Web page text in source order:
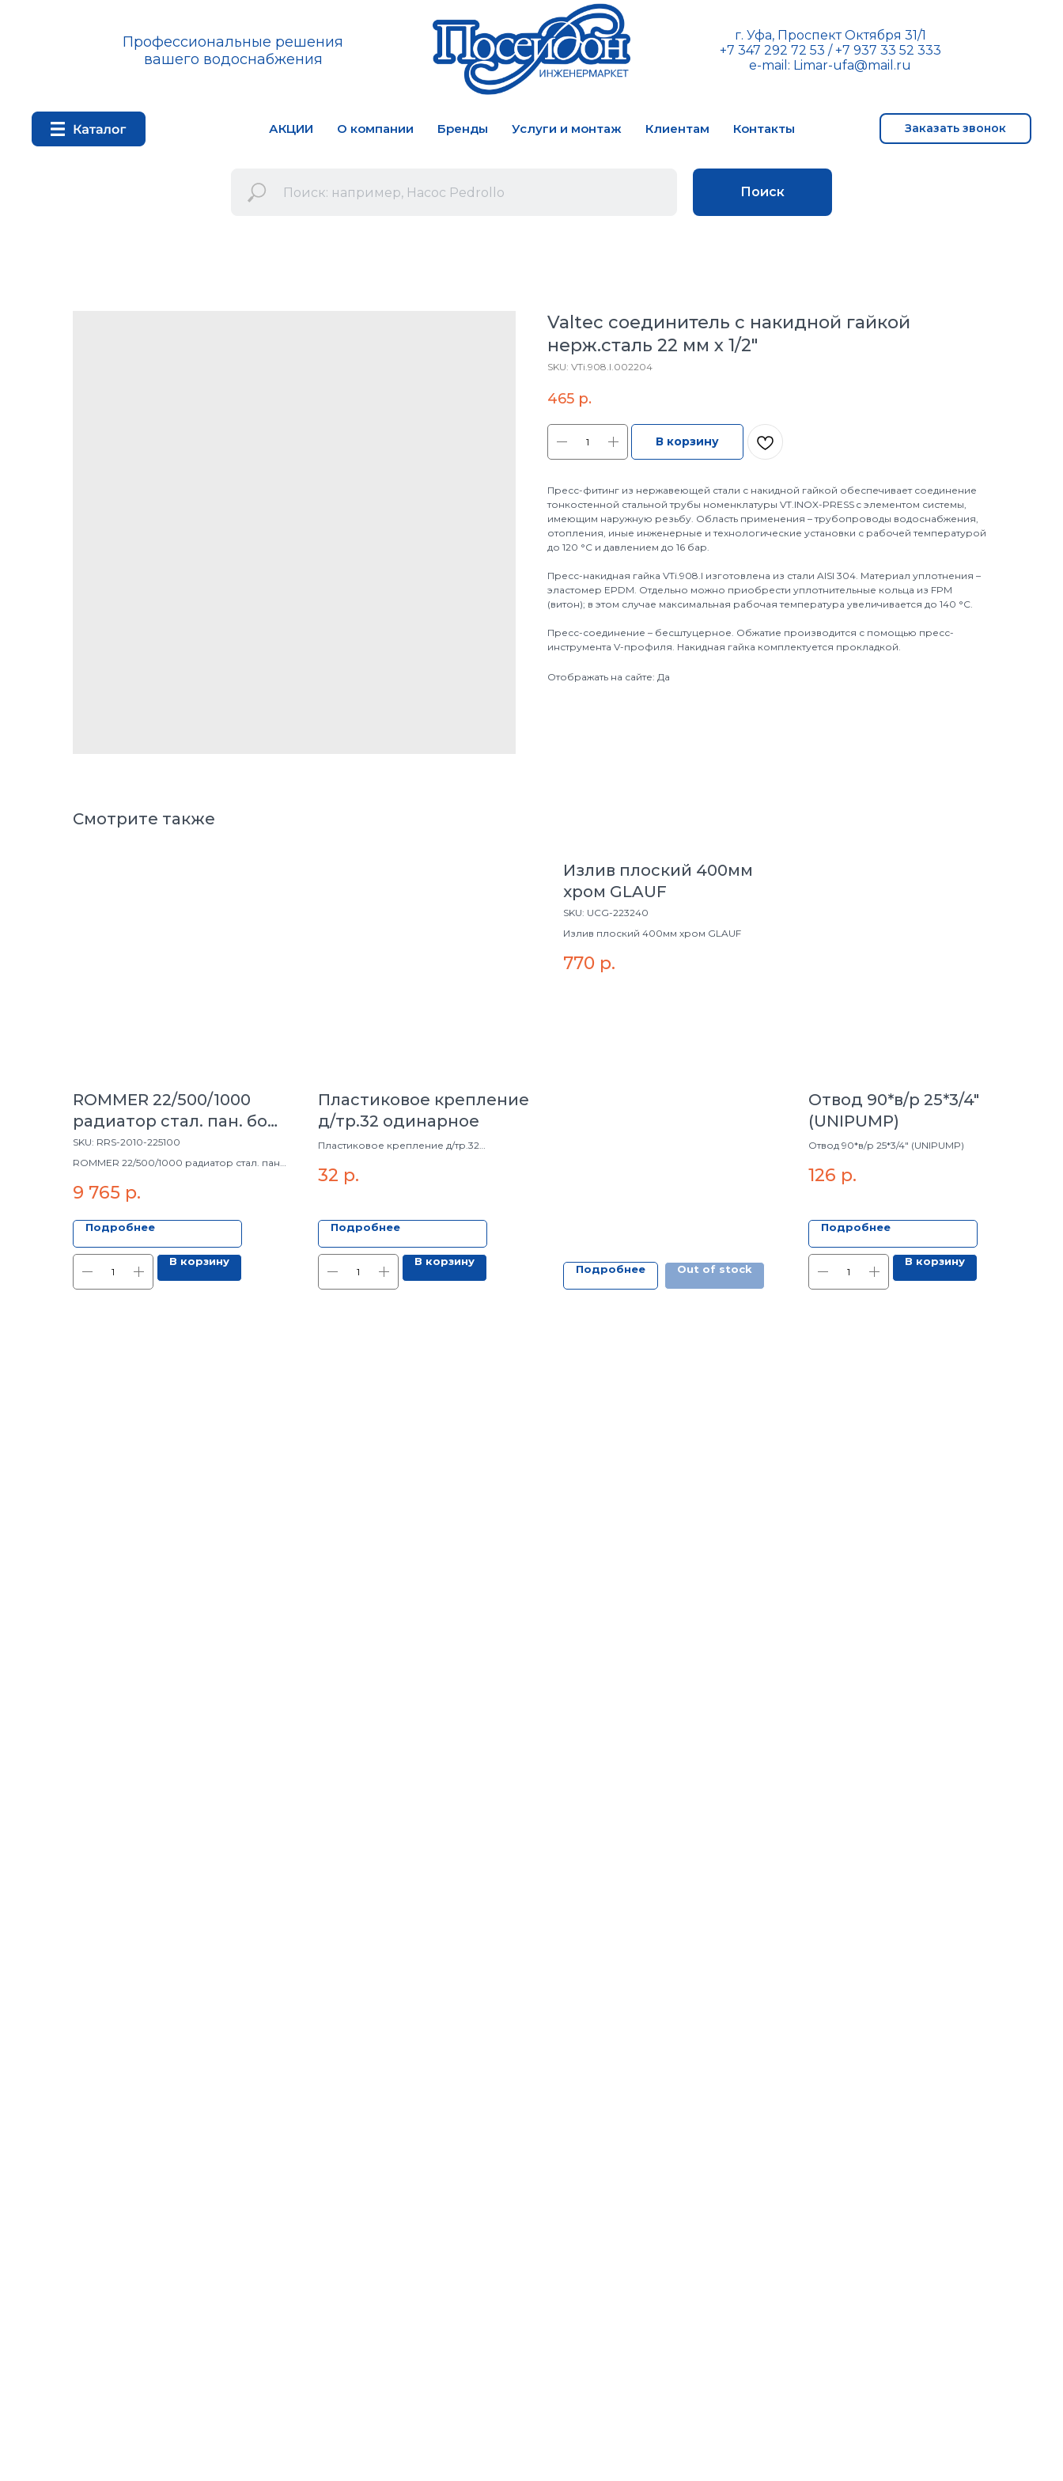
Профессиональные решения
вашего водоснабжения
г. Уфа, Проспект Октября 31/1
+7 347 292 72 53 /+7 937 33 52 333
e-mail: Limar-ufa@mail.ru
АКЦИИ О компании Бренды Услуги и монтаж Клиентам Контакты Заказать звонок
Поиск
Valtec соединитель с накидной гайкой
нерж.сталь 22 мм х 1/2"
SKU: VTi.908.I.002204
465 р.
В корзину
Пресс-фитинг из нержавеющей стали с накидной гайкой обеспечивает соединение
тонкостенной стальной трубы номенклатуры VT.INOX-PRESS c элементом системы,
имеющим наружную резьбу. Область применения – трубопроводы водоснабжения,
отопления, иные инженерные и технологические установки с рабочей температурой
до 120 °С и давлением до 16 бар.
Пресс-накидная гайка VTi.908.I изготовлена из стали AISI 304. Материал уплотнения –
эластомер EPDM. Отдельно можно приобрести уплотнительные кольца из FPM
(витон); в этом случае максимальная рабочая температура увеличивается до 140 °С.
Пресс-соединение – бесштуцерное. Обжатие производится с помощью пресс-
инструмента V-профиля. Накидная гайка комплектуется прокладкой.
Отображать на сайте: Да
Смотрите также
ROMMER 22/500/1000
радиатор стал. пан. бок.
под. Compact
SKU: RRS-2010-225100
ROMMER 22/500/1000 радиатор стал. пан.
9 765 р.
Подробнее
В корзину
Пластиковое крепление
д/тр.32 одинарное
Пластиковое крепление д/тр.32
32 р.
Подробнее
В корзину
Излив плоский 400мм
хром GLAUF
SKU: UCG-223240
Излив плоский 400мм хром GLAUF
770 р.
Подробнее Out of stock
Отвод 90*в/р 25*3/4"
(UNIPUMP)
Отвод 90*в/р 25*3/4" (UNIPUMP)
126 р.
Подробнее
В корзину